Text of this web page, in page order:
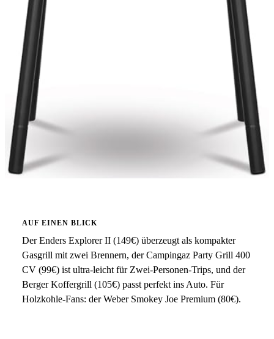
AUF EINEN BLICK
Der Enders Explorer II (149€) überzeugt als kompakter
Gasgrill mit zwei Brennern, der Campingaz Party Grill 400
CV (99€) ist ultra-leicht für Zwei-Personen-Trips, und der
Berger Koffergrill (105€) passt perfekt ins Auto. Für
Holzkohle-Fans: der Weber Smokey Joe Premium (80€).